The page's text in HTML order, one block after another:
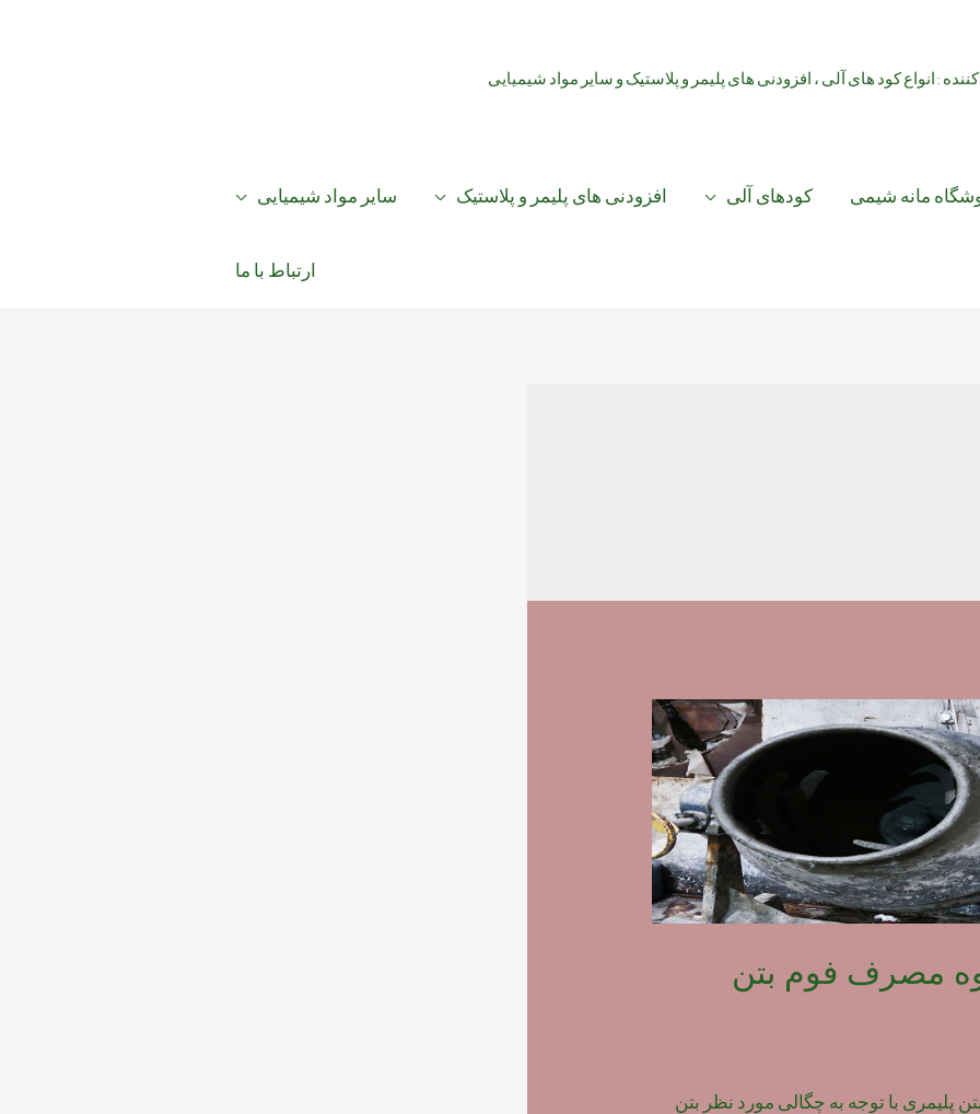
کننده : انواع کود های آلی ، افزودنی های پلیمر و پلاستیک و سایر مواد شیمیایی
مانه شیمی کودهای آلی افزودنی های پلیمر و پلاستیک سایر مواد شیمیایی
ارتباط با ما
مصرف فوم بتن
پلیمری با توجه به چگالی مورد نظر بتن